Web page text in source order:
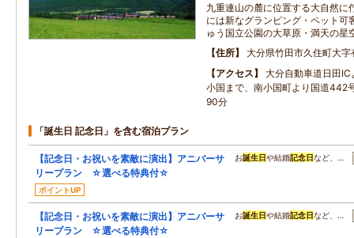
九重連山の麓に位置する大自然
には新なグランピング・ペット可
ゅう国立公園の大草原・満天の星
住所
大分県竹田市久住町大
アクセス
大分自動車道日田
小国まで、南小国町より国道442
90分
「誕生日 記念日」を含む宿泊プラン
【記念日・お祝いを素敵に演出】アニバーサ
リープラン ☆選べる特典付☆
ポイントUP
お誕生日や結婚記念日など、…
【記念日・お祝いを素敵に演出】アニバーサ
リープラン ☆選べる特典付☆
お誕生日や結婚記念日など、…